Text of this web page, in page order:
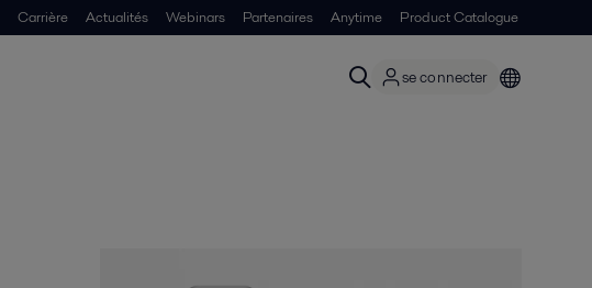
Carrière Actualités Webinars Partenaires Anytime Product Catalogue
se connecter